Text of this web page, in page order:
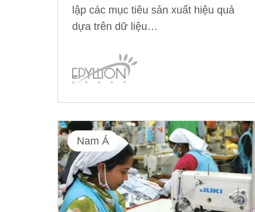
lập các mục tiêu sản xuất hiệu quả
dựa trên dữ liệu…
Nam Á